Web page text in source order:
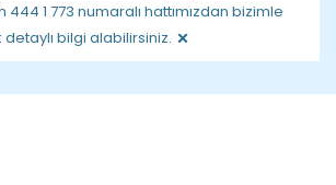
1 773 numaralı hattımızdan bizimle
bilgi alabilirsiniz. ×